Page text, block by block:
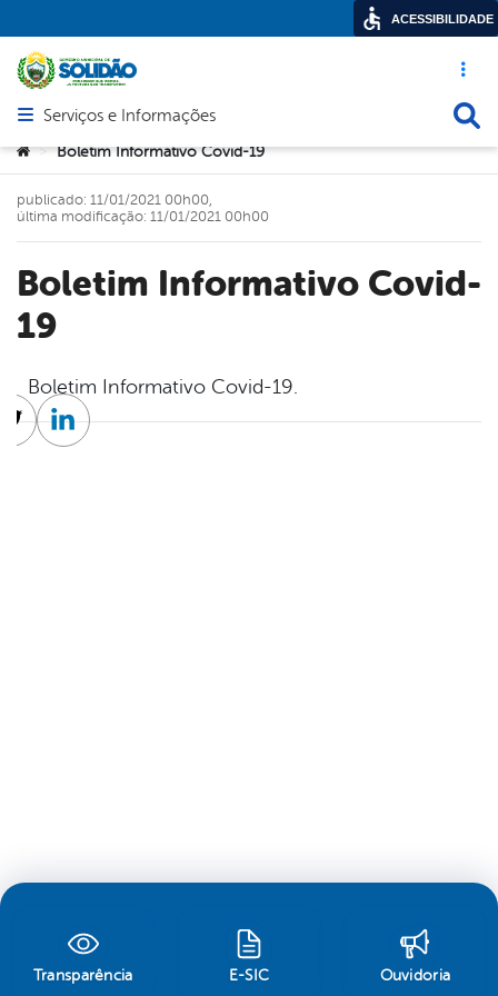
Acesso
Abrir menu principal de navegação
Serviços e Informações
Você está aqui:
> Boletim Informativo Covid-19
Boletim Informativo Covid-
19
publicado: 11/01/2021 00h00,
última modificação: 11/01/2021 00h00
Boletim Informativo Covid-19.
TwitterLinkedin
Transparência E-SIC Ouvidoria
ACESSIBILIDADE